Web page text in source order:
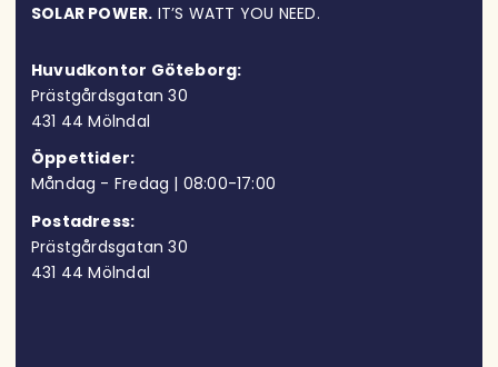
SOLAR POWER. IT’S WATT YOU NEED.
Huvudkontor Göteborg:
Prästgårdsgatan 30
431 44 Mölndal
Öppettider:
Måndag - Fredag | 08:00-17:00
Postadress:
Prästgårdsgatan 30
431 44 Mölndal